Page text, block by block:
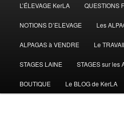
principal
L’ÉLEVAGE KerLA QUESTIONS
NOTIONS D’ELEVAGE Les
ALPAGAS à VENDRE Le
STAGES LAINE STAGES sur les
BOUTIQUE Le BLOG de KerLA